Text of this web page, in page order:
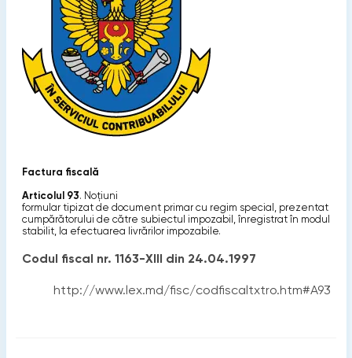
Factura fiscală
Articolul 93. Noţiuni
formular tipizat de document primar cu regim special, prezentat
cumpărătorului de către subiectul impozabil, înregistrat în modul
stabilit, la efectuarea livrărilor impozabile.
Codul fiscal nr. 1163-XIII din 24.04.1997
http://www.lex.md/fisc/codfiscaltxtro.htm#A93